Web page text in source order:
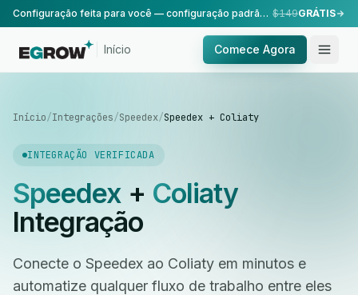
Configuração feita para você — configuração padrão, realizada pela nossa equipe. $149GRÁTIS
Início Comece Agora
Início/Integrações/Speedex/Speedex + Coliaty
INTEGRAÇÃO VERIFICADA
Speedex+ Coliaty
Integração
Conecte o Speedex ao Coliaty em minutos e
automatize qualquer fluxo de trabalho entre eles